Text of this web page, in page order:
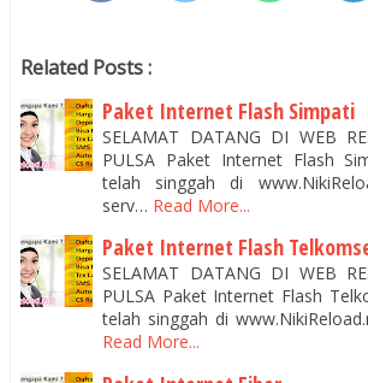
Related Posts :
Paket Internet Flash Simpati
SELAMAT DATANG DI WEB
PULSA Paket Internet Flash
telah singgah di
serv… Read More...
Paket Internet Flash
SELAMAT DATANG DI WEB
PULSA Paket Internet Flash
telah singgah di
Read More...